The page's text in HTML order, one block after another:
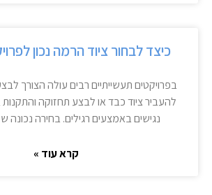
כיצד לבחור ציוד הרמה נכון
בפרויקטים תעשייתיים רבים עולה הצורך
להעביר ציוד כבד או לבצע תחזוקה
נגישים באמצעים רגילים. בחירה נכונה
קרא עוד »